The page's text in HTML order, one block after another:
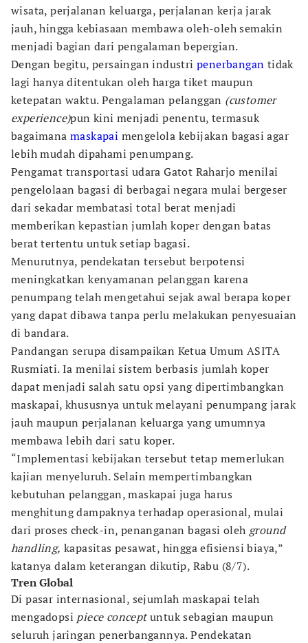
wisata, perjalanan keluarga, perjalanan kerja jarak
jauh, hingga kebiasaan membawa oleh-oleh semakin
menjadi bagian dari pengalaman bepergian.
Dengan begitu, persaingan industri penerbangan tidak
lagi hanya ditentukan oleh harga tiket maupun
ketepatan waktu. Pengalaman pelanggan (customer
experience)pun kini menjadi penentu, termasuk
bagaimanamaskapai mengelola kebijakan bagasi agar
lebih mudah dipahami penumpang.
Pengamat transportasi udara Gatot Raharjo menilai
pengelolaan bagasi di berbagai negara mulai bergeser
dari sekadar membatasi total berat menjadi
memberikan kepastian jumlah koper dengan batas
berat tertentu untuk setiap bagasi.
Menurutnya, pendekatan tersebut berpotensi
meningkatkan kenyamanan pelanggan karena
penumpang telah mengetahui sejak awal berapa koper
yang dapat dibawa tanpa perlu melakukan penyesuaian
di bandara.
Pandangan serupa disampaikan Ketua Umum ASITA
Rusmiati. Ia menilai sistem berbasis jumlah koper
dapat menjadi salah satu opsi yang dipertimbangkan
maskapai, khususnya untuk melayani penumpang jarak
jauh maupun perjalanan keluarga yang umumnya
membawa lebih dari satu koper.
“Implementasi kebijakan tersebut tetap memerlukan
kajian menyeluruh. Selain mempertimbangkan
kebutuhan pelanggan, maskapai juga harus
menghitung dampaknya terhadap operasional, mulai
dari proses check-in, penanganan bagasi oleh ground
handling, kapasitas pesawat, hingga efisiensi biaya,”
katanya dalam keterangan dikutip, Rabu (8/7).
Tren Global
Di pasar internasional, sejumlah maskapai telah
mengadopsi piece conceptuntuk sebagian maupun
seluruh jaringan penerbangannya. Pendekatan